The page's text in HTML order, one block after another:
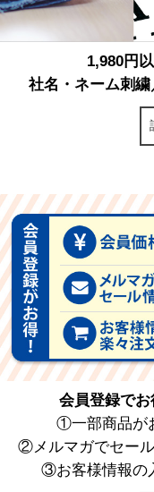
1,980円
社名・ネーム刺
会員登録で
①一部商品が
②メルマガでセー
③お客様情報の